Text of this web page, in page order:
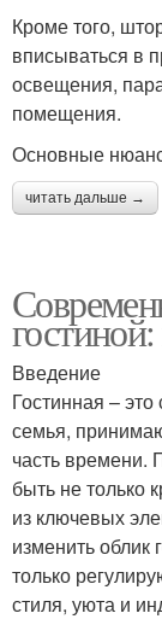
Кроме того,
вписываться в
освещения,
помещения.
Основные
читать дальше →
Введение
Гостинная –
семья,
часть времени.
быть не только
из ключевых
изменить
только
стиля, уюта и